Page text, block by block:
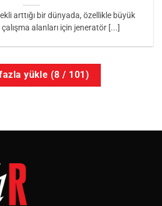
arttığı bir dünyada, özellikle büyük
alanları için jeneratör [...]
yükle (8 / 101)